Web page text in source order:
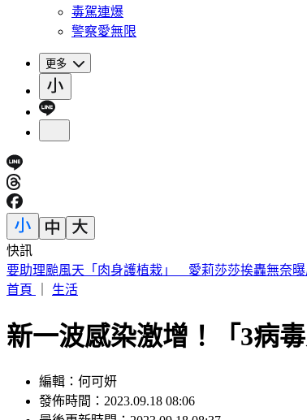
毒駕連爆
警察愛無限
更多
快訊
要助理颱風天「肉身護植栽」 愛莉莎莎挨轟無奈曝
首頁
生活
新一波感染激增！「3病
編輯：何可妍
發佈時間：2023.09.18 08:06